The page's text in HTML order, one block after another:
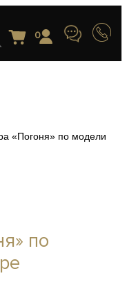
0
«Погоня» по модели
по